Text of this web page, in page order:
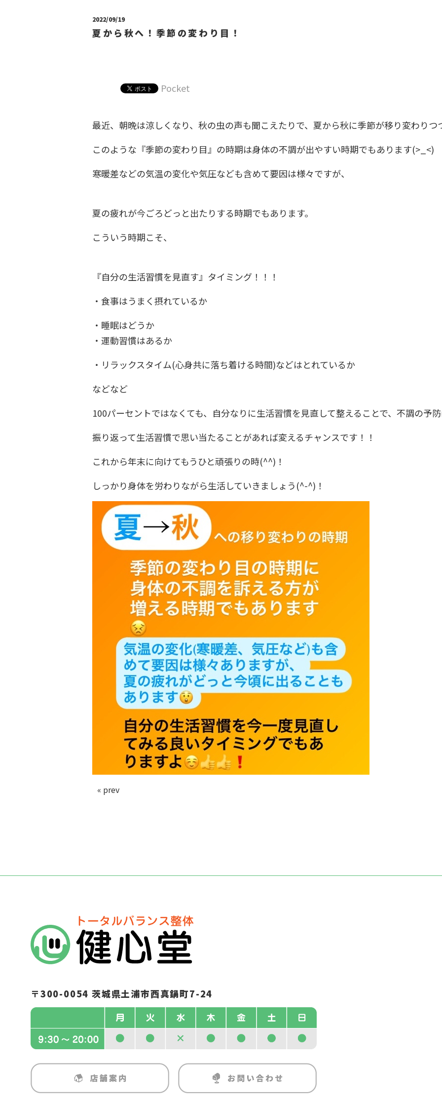
029-886-8602
2022/09/19
夏から秋へ！季節の変わり目！
Pocket
最近、朝晩は涼しくなり、秋の虫の声も聞こえたりで、夏から秋に季節が移り変わり
このような『季節の変わり目』の時期は身体の不調が出やすい時期でもあります(>_<)
寒暖差などの気温の変化や気圧なども含めて要因は様々ですが、
夏の疲れが今ごろどっと出たりする時期でもあります。
こういう時期こそ、
『自分の生活習慣を見直す』タイミング！！！
・食事はうまく摂れているか
・睡眠はどうか
・運動習慣はあるか
・リラックスタイム(心身共に落ち着ける時間)などはとれているか
などなど
100パーセントではなくても、自分なりに生活習慣を見直して整えることで、不調の予
振り返って生活習慣で思い当たることがあれば変えるチャンスです！！
これから年末に向けてもうひと頑張りの時(^^)！
しっかり身体を労わりながら生活していきましょう(^-^)！
« prev
〒300-0054茨城県土浦市西真鍋町7-24